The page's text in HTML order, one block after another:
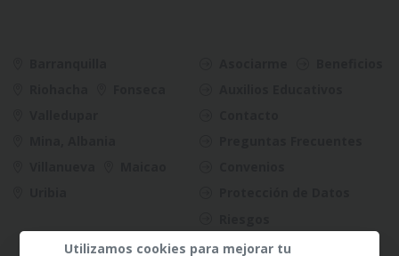
Utilizamos cookies para mejorar tu